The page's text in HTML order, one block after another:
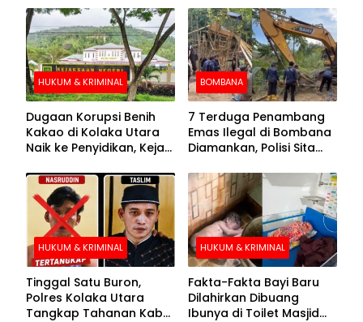
HUKUM & KRIMINAL
Dugaan Korupsi Benih
Kakao di Kolaka Utara
Naik ke Penyidikan, Kejari
BOMBANA
7 Terduga Penambang
Emas Ilegal di Bombana
Diamankan, Polisi Sita
Crusher
HUKUM & KRIMINAL
Tinggal Satu Buron,
Polres Kolaka Utara
Tangkap Tahanan Kabur
HUKUM & KRIMINAL
Fakta-Fakta Bayi Baru
Dilahirkan Dibuang
Ibunya di Toilet Masjid